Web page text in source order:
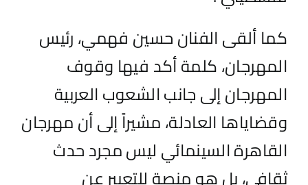
كما ألقى الفنان حسين فهمي، رئيس
المهرجان، كلمة أكد فيها وقوف
المهرجان إلى جانب الشعوب العربية
وقضاياها العادلة، مشيراً إلى أن مهرجان
القاهرة السينمائي ليس مجرد حدث
ثقافي، بل هو منصة للتعبير عن